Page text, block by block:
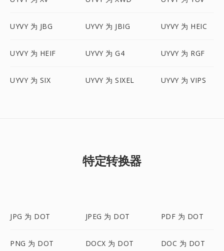
UYVY 为 JBG UYVY 为 JBIG UYVY 为 HEIC
UYVY 为 HEIF UYVY 为 G4 UYVY 为 RGF
UYVY 为 SIX UYVY 为 SIXEL UYVY 为 VIPS
特定转换器
JPG 为 DOT JPEG 为 DOT PDF 为 DOT
PNG 为 DOT DOCX 为 DOT DOC 为 DOT